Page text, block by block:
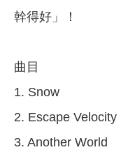
幹得好」！
曲目
1. Snow
2. Escape Velocity
3. Another World